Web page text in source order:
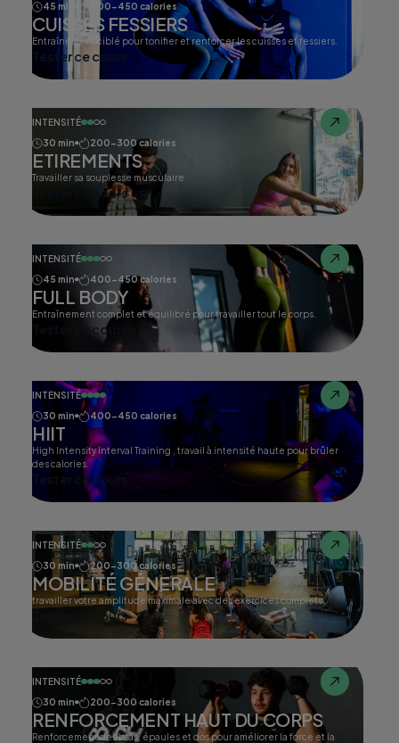
45 min
400-450 calories
CUISSES FESSIERS
Entraînement ciblé pour tonifier et renforcer les cuisses et fessiers.
Tester ce cours
INTENSITÉ
30 min
200-300 calories
ETIREMENTS
Travailler sa souplesse musculaire
Tester ce cours
INTENSITÉ
45 min
400-450 calories
FULL BODY
Entraînement complet et équilibré pour travailler tout le corps.
Tester ce cours
INTENSITÉ
30 min
400-450 calories
HIIT
High Intensity Interval Training , travail à intensité haute pour brûler
des calories.
Tester ce cours
INTENSITÉ
30 min
200-300 calories
MOBILITÉ GÉNERALE
travailler votre amplitude maximale avec des exercices complets.
Tester ce cours
INTENSITÉ
30 min
200-300 calories
RENFORCEMENT HAUT DU CORPS
Renforcement des bras, épaules et dos pour améliorer la force et la